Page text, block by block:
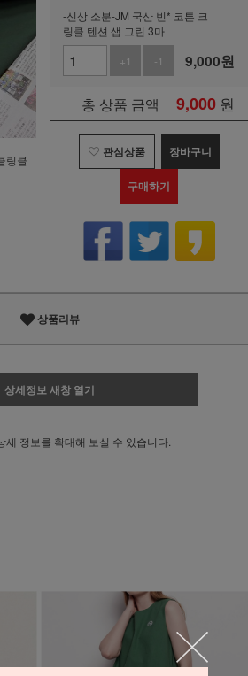
링클
-신상 소분-JM 국산 빈* 코튼 크
링클 텐션 샙 그린 3마
+1
-1 9,000원
총 상품 금액 9,000 원
관심상품 장바구니
구매하기
상품리뷰
상세정보 새창 열기
세 정보를 확대해 보실 수 있습니다.